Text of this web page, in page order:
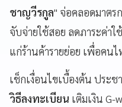
ชาญวีรกูล" จ่อคลอดมาตร
จับจ่ายใช้สอย ลดภาระค่าใ
แก่ร้านค้ารายย่อย เพื่อคน
เช็กเงื่อนไขเบื้องต้น ประ
วิธีลงทะเบียน เติมเงิน G-